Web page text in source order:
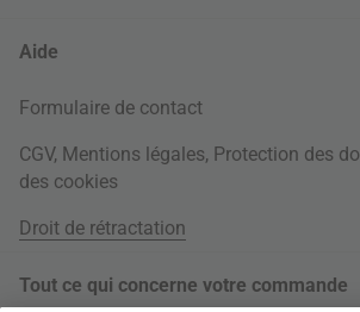
Aide
Formulaire de contact
CGV, Mentions légales, Protection des
des cookies
Droit de rétractation
Tout ce qui concerne votre commande